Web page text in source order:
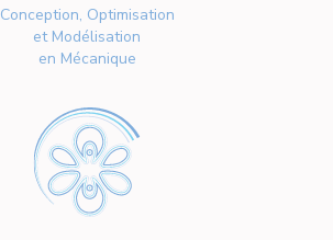
Conception, Optimisation
et Modélisation
en Mécanique